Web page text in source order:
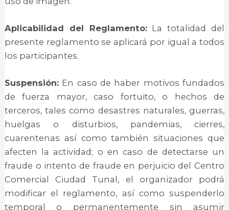
Aplicabilidad del Reglamento:La totalidad del
presente reglamento se aplicará por igual a todos
los participantes.
Suspensión:En caso de haber motivos fundados
de fuerza mayor, caso fortuito, o hechos de
terceros, tales como desastres naturales, guerras,
huelgas o disturbios, pandemias, cierres,
cuarentenas así como también situaciones que
afecten la actividad; o en caso de detectarse un
fraude o intento de fraude en perjuicio del Centro
Comercial Ciudad Tunal, el organizador podrá
modificar el reglamento, así como suspenderlo
temporal o permanentemente sin asumir